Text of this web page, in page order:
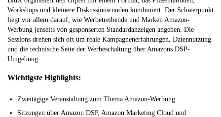
Workshops und kleinere Diskussionsrunden kombiniert. Der Schwerpunkt
liegt vor allem darauf, wie Werbetreibende und Marken Amazon-
Werbung jenseits von gesponserten Standardanzeigen angehen. Die
Sessions drehen sich oft um reale Kampagnenerfahrungen, Datennutzung
und die technische Seite der Werbeschaltung über Amazons DSP-
Umgebung.
Wichtigste Highlights:
Zweitägige Veranstaltung zum Thema Amazon-Werbung
Sitzungen über Amazon DSP, Amazon Marketing Cloud und